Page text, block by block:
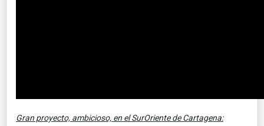
Gran proyecto, ambicioso, en el SurOriente de Cartagena: